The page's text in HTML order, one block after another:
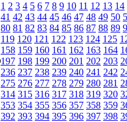
1 2 3 4 5 6 7 8 9 10 11 12 13 14
41 42 43 44 45 46 47 48 49 50
80 81 82 83 84 85 86 87 88 89
119 120 121 122 123 124 125
158 159 160 161 162 163 164
197 198 199 200 201 202 203
236 237 238 239 240 241 242
275 276 277 278 279 280 281
314 315 316 317 318 319 320
353 354 355 356 357 358 359
392 393 394 395 396 397 398